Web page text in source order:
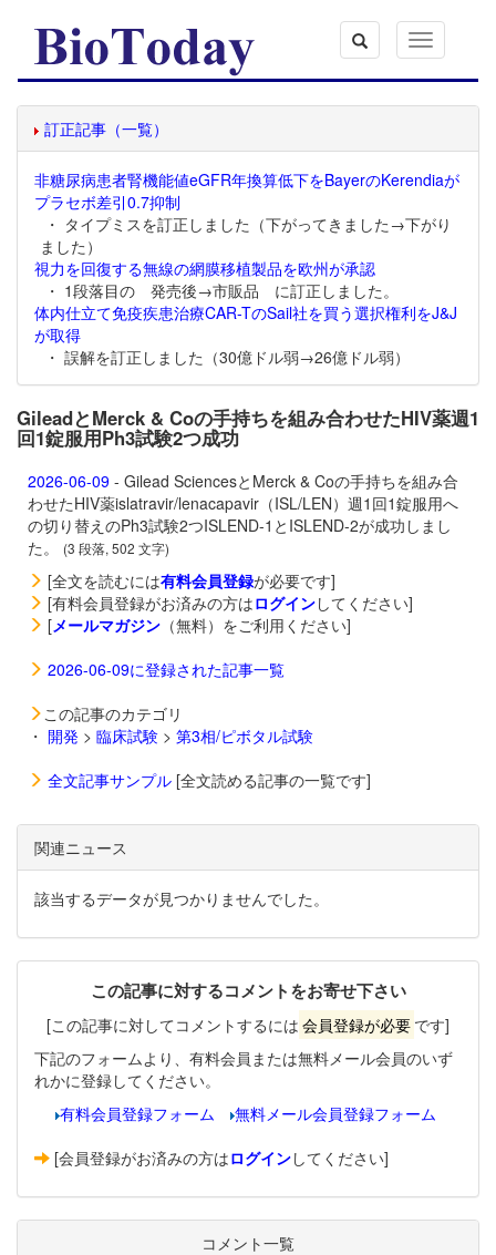
Toggle
navigation
訂正記事（一覧）
非糖尿病患者腎機能値eGFR年換算低下をBayerのKerendiaが
プラセボ差引0.7抑制
・ タイプミスを訂正しました（下がってきました→下がり
ました）
視力を回復する無線の網膜移植製品を欧州が承認
・ 1段落目の 発売後→市販品 に訂正しました。
体内仕立て免疫疾患治療CAR-TのSail社を買う選択権利をJ&J
が取得
・ 誤解を訂正しました（30億ドル弱→26億ドル弱）
GileadとMerck & Coの手持ちを組み合わせたHIV薬週1
回1錠服用Ph3試験2つ成功
2026-06-09 - Gilead SciencesとMerck & Coの手持ちを組み合
わせたHIV薬islatravir/lenacapavir（ISL/LEN）週1回1錠服用へ
の切り替えのPh3試験2つISLEND-1とISLEND-2が成功しまし
た。
(3 段落, 502 文字)
[全文を読むには有料会員登録が必要です]
[有料会員登録がお済みの方はログインしてください]
[メールマガジン （無料）をご利用ください]
2026-06-09に登録された記事一覧
この記事のカテゴリ
・ 開発 > 臨床試験 > 第3相/ピボタル試験
全文記事サンプル [全文読める記事の一覧です]
関連ニュース
該当するデータが見つかりませんでした。
この記事に対するコメントをお寄せ下さい
[この記事に対してコメントするには 会員登録が必要 です]
下記のフォームより、有料会員または無料メール会員のいず
れかに登録してください。
有料会員登録フォーム
無料メール会員登録フォーム
[会員登録がお済みの方はログインしてください]
コメント一覧